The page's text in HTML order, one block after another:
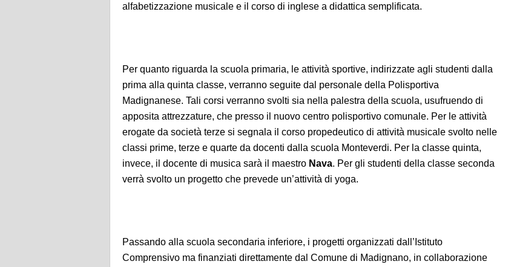
alfabetizzazione musicale e il corso di inglese a didattica semplificata.
Per quanto riguarda la scuola primaria, le attività sportive, indirizzate agli studenti dalla
prima alla quinta classe, verranno seguite dal personale della Polisportiva
Madignanese. Tali corsi verranno svolti sia nella palestra della scuola, usufruendo di
apposita attrezzature, che presso il nuovo centro polisportivo comunale. Per le attività
erogate da società terze si segnala il corso propedeutico di attività musicale svolto nelle
classi prime, terze e quarte da docenti dalla scuola Monteverdi. Per la classe quinta,
invece, il docente di musica sarà il maestro Nava. Per gli studenti della classe seconda
verrà svolto un progetto che prevede un’attività di yoga.
Passando alla scuola secondaria inferiore, i progetti organizzati dall’Istituto
Comprensivo ma finanziati direttamente dal Comune di Madignano, in collaborazione